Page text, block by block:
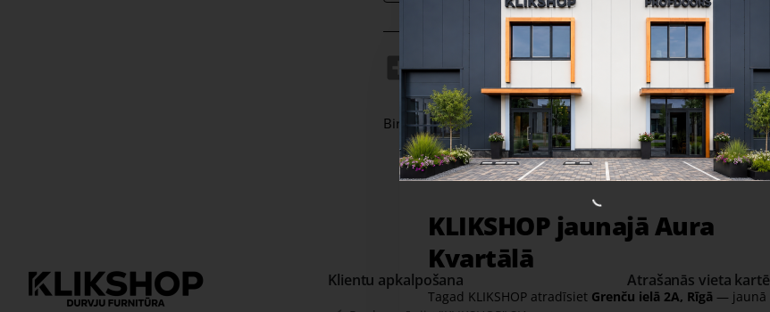
KLIKSHOP jaunajā Aura
Kvartālā
Tagad KLIKSHOP atradīsiet Grenču ielā 2A, Rīgā — jaunā
WhatsApp
Email
Birkas: SAHECO frēzētā riteņa plāksne 006060
Klientu apkalpošana Atrašanās vieta kartē